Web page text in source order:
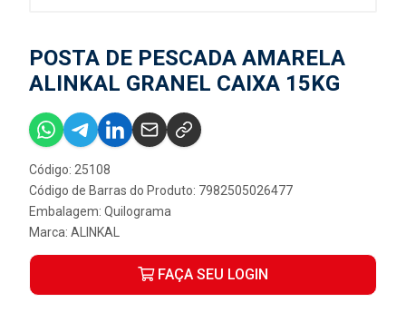
POSTA DE PESCADA AMARELA
ALINKAL GRANEL CAIXA 15KG
Código: 25108
Código de Barras do Produto: 7982505026477
Embalagem: Quilograma
Marca: ALINKAL
FAÇA SEU LOGIN